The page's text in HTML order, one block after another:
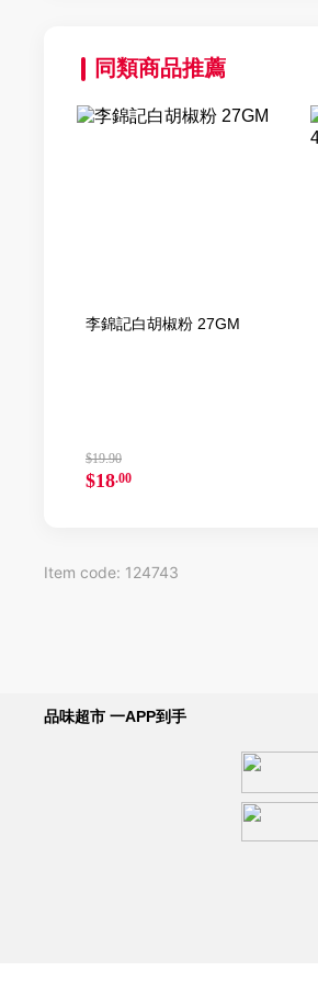
同類商品推薦
李錦記白胡椒粉 27GM
$19.90
$18.00
Item code: 124743
品味超市 一APP到手